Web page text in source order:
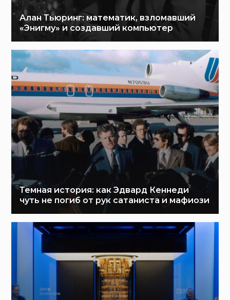
Алан Тьюринг: математик, взломавший
«Энигму» и создавший компьютер
Темная история: как Эдвард Кеннеди
чуть не погиб от рук сатаниста и мафиози